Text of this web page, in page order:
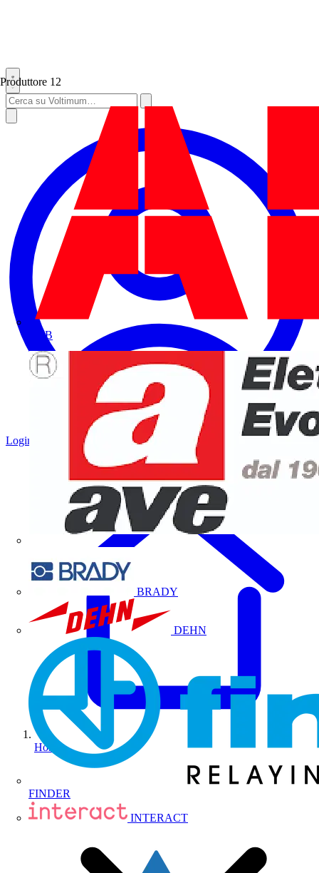
Produttore 12
ABB
BRADY
DEHN
FINDER
INTERACT
Login
Home